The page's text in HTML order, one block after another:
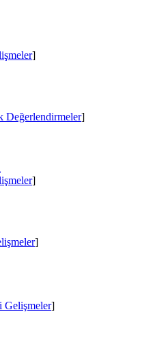
]
Değerlendirmeler]
]
]
Gelişmeler]